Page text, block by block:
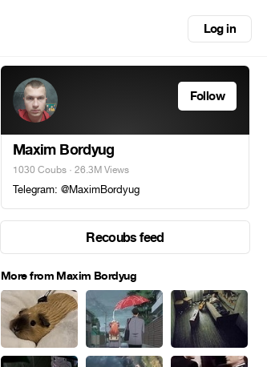
Log in
Follow
Maxim Bordyug
1030 Coubs · 26.3M Views
Telegram: @MaximBordyug
Recoubs feed
More from Maxim Bordyug